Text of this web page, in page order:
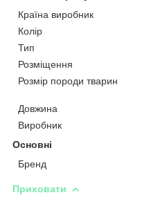
Країна виробник
Колір
Тип
Розміщення
Розмір породи тварин
Довжина
Виробник
Основні
Бренд
Приховати